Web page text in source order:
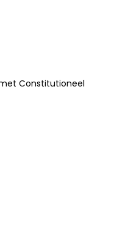
Constitutioneel